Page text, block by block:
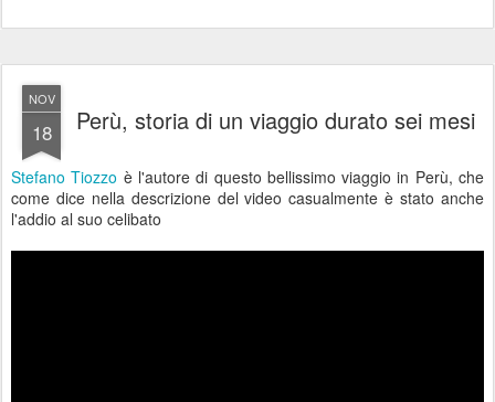
NOV
18 Perù, storia di un viaggio durato sei mesi
Stefano Tiozzo è l'autore di questo bellissimo viaggio in Perù, che
come dice nella descrizione del video casualmente è stato anche
l'addio al suo celibato